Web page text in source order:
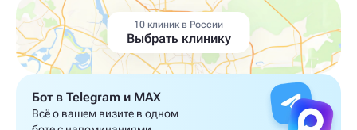
10 клиник в России
Выбрать клинику
Бот в Telegram и MAX
Всё о вашем визите в одном